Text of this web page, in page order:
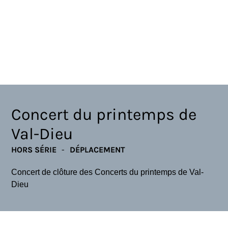
Concert du printemps de
Val-Dieu
HORS SÉRIE DÉPLACEMENT
Concert de clôture des Concerts du printemps de Val-
Dieu